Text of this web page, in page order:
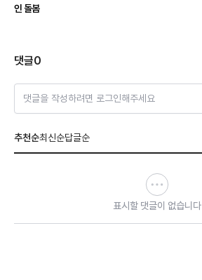
인 돌봄
댓글0
댓글을 작성하려면 로그인해주세요
추천순최신순답글순
표시할 댓글이 없습니다